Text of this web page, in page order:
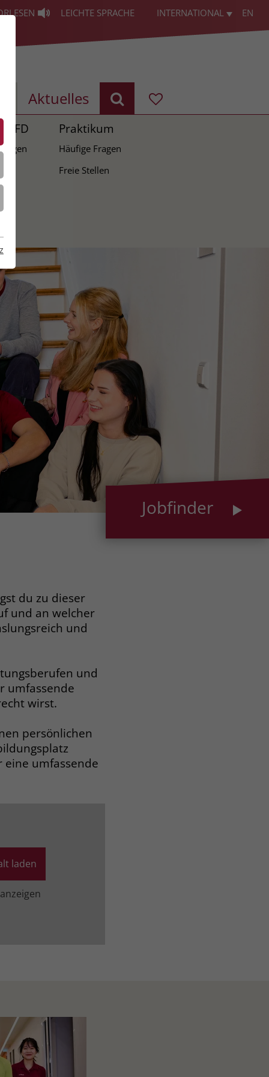
LEICHTE SPRACHE INTERNATIONAL EN
Aktuelles
BFD Praktikum
Häufige Fragen
Freie Stellen
Jobfinder
du zu dieser
und an welcher
und
und
umfassende
wirst.
persönlichen
eine umfassende
laden